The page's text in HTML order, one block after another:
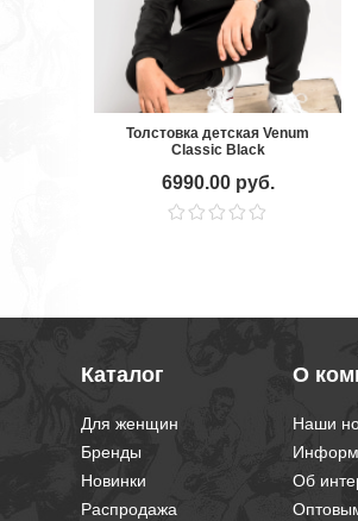
Толстовка детская Venum
Classic Black
6990.00 руб.
Каталог
Для женщин
Бренды
Новинки
Распродажа
О
Наши
Об